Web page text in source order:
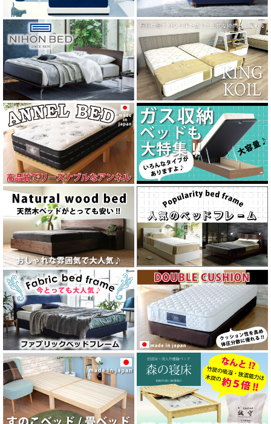
「全部ぶっちゃけます最低価格！！」動画アップしました！
11/12 全国発送アウトレットコーナー!!に新商品追加★
11/12 東京スプリング「アワーグラス ダージリン」新登場★
2/3 「業界の闇ばかり話すな！！同業者に脅されました」動画アップしま
した！
【再生リストを最初から見る場合はこちら→★】